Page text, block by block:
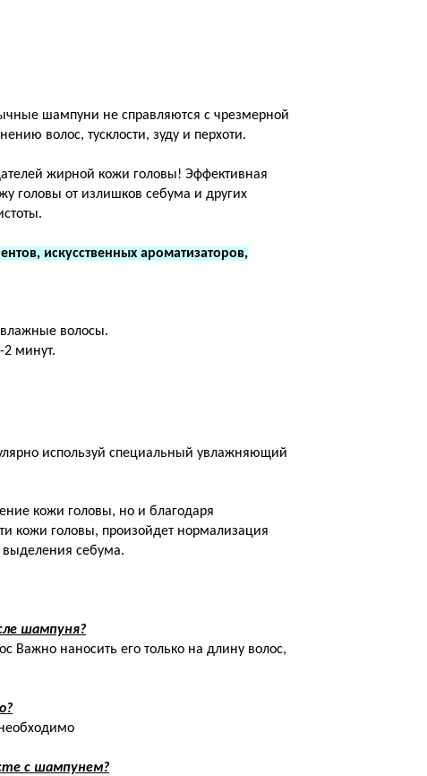
шампуни не справляются с чрезмерной
волос, тусклости, зуду и перхоти.
жирной кожи головы! Эффективная
головы от излишков себума и других
искусственных ароматизаторов,
волосы.
2 минут.
используй специальный увлажняющий
кожи головы, но и благодаря
кожи головы, произойдет нормализация
себума.
шампуня?
Важно наносить его только на длину волос,
с шампунем?